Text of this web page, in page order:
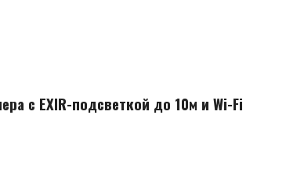
с EXIR-подсветкой до 10м и Wi-Fi